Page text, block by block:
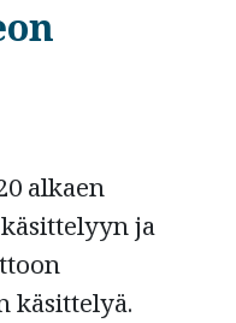
alkaen
ja
käsittelyä.